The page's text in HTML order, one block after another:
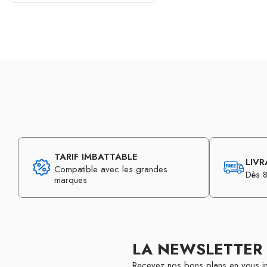
TARIF IMBATTABLE
Compatible avec les grandes
marques
Dès
LA NEWSLETTER